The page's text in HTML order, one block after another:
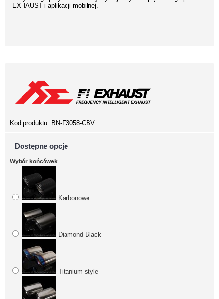
EXHAUST i aplikacji mobilnej.
Kod produktu: BN-F3058-CBV
Dostępne opcje
Wybór końcówek
Karbonowe
Diamond Black
Titanium style